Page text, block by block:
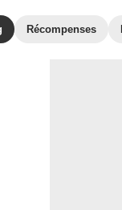
Récompenses